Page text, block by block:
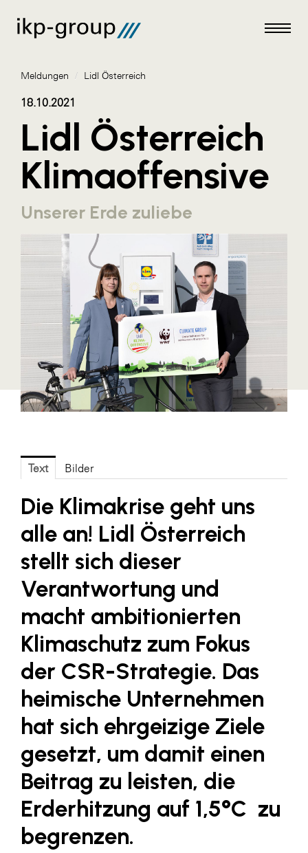
Meldungen
AKTUELLES
Amazon Web Services
Artweger
AustroCel Hallein
Blaguss
Bundesverband Sonnenschutztechnik
Cineplexx
Colmobil Austria
Designer Outlets Parndorf und Salzburg
DOMOFERM
Essity
FG UBIT Salzburg
foodaffairs
Fressnapf
FRoSTA
FV Energierohstoff & Kraftstoff
Gardena
Gas Connect Austria
GBV - Verband gemeinnütziger
Bauvereinigungen
Getzner Werkstoffe
Heimat Österreich
ikp
Meldungen / Lidl Österreich
18.10.2021
Lidl Österreich
Klimaoffensive
Unserer Erde zuliebe
Text Bilder
Die Klimakrise geht uns
alle an! Lidl Österreich
stellt sich dieser
Verantwortung und
macht ambitionierten
Klimaschutz zum Fokus
der CSR-Strategie. Das
heimische Unternehmen
hat sich ehrgeizige Ziele
gesetzt, um damit einen
Beitrag zu leisten, die
Erderhitzung auf 1,5°C zu
begrenzen.